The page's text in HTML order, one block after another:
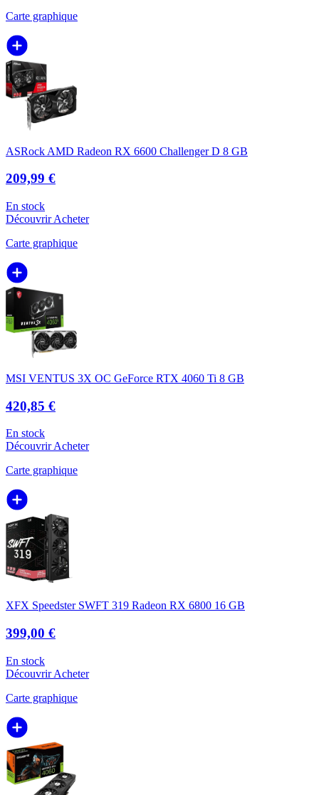
Carte graphique
ASRock AMD Radeon RX 6600 Challenger D 8 GB
209,99 €
En stock
DécouvrirAcheter
Carte graphique
MSI VENTUS 3X OC GeForce RTX 4060 Ti 8 GB
420,85 €
En stock
DécouvrirAcheter
Carte graphique
XFX Speedster SWFT 319 Radeon RX 6800 16 GB
399,00 €
En stock
DécouvrirAcheter
Carte graphique